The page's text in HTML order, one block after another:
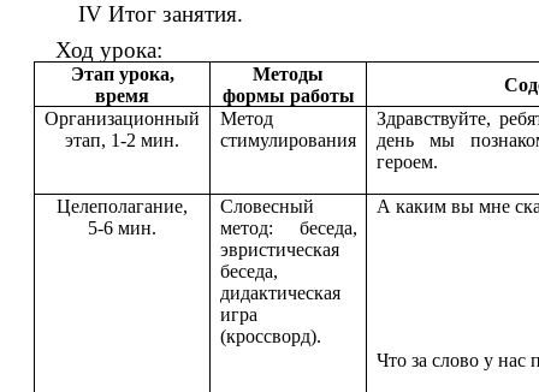
IV Итог занятия.
Ход урока:
Этап урока,
время
Методы
формы работы
Организационный
этап, 1-2 мин.
Метод
стимулирования
Здравствуйте,
день мы
героем.
Целеполагание,
5-6 мин.
Словесный
метод: беседа,
эвристическая
беседа,
дидактическая
игра
(кроссворд).
А каким вы мне
Что за слово у нас